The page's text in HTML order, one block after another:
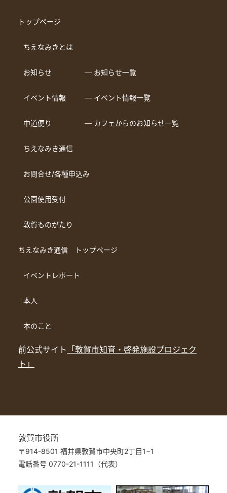
トップページ
ちえなみきとは
お知らせ ― お知らせ一覧
イベント情報 ― イベント情報一覧
中道便り ― カフェからのお知らせ一覧
ちえなみき通信
お問合せ/各種申込み
公園使用受付
敦賀ものがたり
ちえなみき通信 トップページ
イベントレポート
本人
本のこと
前公式サイト 「敦賀市知育・啓発施設プロジェク
ト」
敦賀市役所
〒914-8501 福井県敦賀市中央町2丁目1−1
電話番号 0770-21-1111（代表）